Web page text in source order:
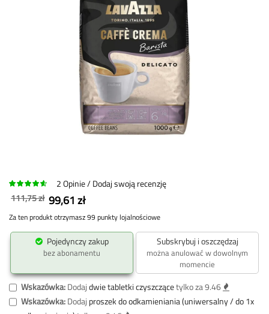
2Opinie
Dodaj swoją recenzję
111,75 zł 99,61 zł
Za ten produkt otrzymasz 99 punkty lojalnościowe
Pojedynczy zakup
bez abonamentu
Subskrybuj i oszczędzaj
można anulować w dowolnym
momencie
Wskazówka:Dodajdwie tabletki czyszczącetylko za 9.46
Wskazówka:Dodaj proszek do odkamieniania (uniwersalny / do 1x